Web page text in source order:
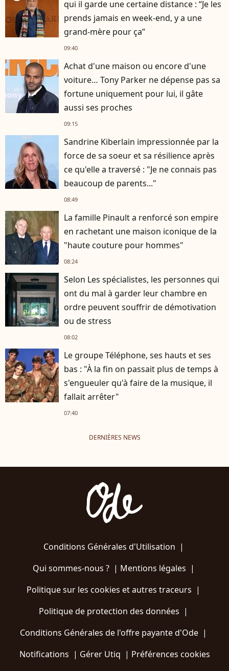
qui il garde une certaine distance : “Je les
prends jamais en week-end, y a une
grand-mère pour ça”
09:40
Achat d'une maison ou encore d'une
voiture… Tony Parker ne dépense pas sa
fortune uniquement pour lui, il gâte
aussi ses proches
09:15
Sandrine Kiberlain impressionnée par la
force de sa soeur et sa résilience après
ce qu'elle a traversé : "Je ne connais pas
beaucoup de parents..."
08:49
La famille Pinault a renforcé son empire
en rachetant une maison iconique de la
"haute couture pour hommes"
08:24
Selon Les spécialistes, les personnes qui
ont du mal à garder leur chambre en
ordre peuvent souffrir de démotivation
ou de stress
08:02
Le groupe Téléphone, ses hauts et ses
bas : "À la fin on passait plus de temps à
s'engueuler qu'à faire de la musique, il
fallait arrêter"
07:40
DERNIÈRES NEWS
Conditions Générales d'Utilisation |
Qui sommes-nous ?| Mentions légales |
Politique sur les cookies et autres traceurs |
Politique de protection des données |
Conditions Générales de l'offre payante d'Ode |
Notifications | Gérer Utiq | Préférences cookies